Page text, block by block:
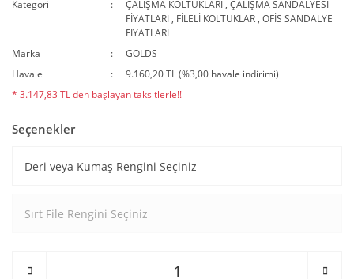
Kategori ÇALIŞMA KOLTUKLARI ,ÇALIŞMA SANDALYESİ
FİYATLARI , FİLELİ KOLTUKLAR ,OFİS SANDALYE
FİYATLARI
Marka
GOLDS
Havale
9.160,20 TL (%3,00 havale indirimi)
* 3.147,83 TL den başlayan taksitlerle!!
Seçenekler